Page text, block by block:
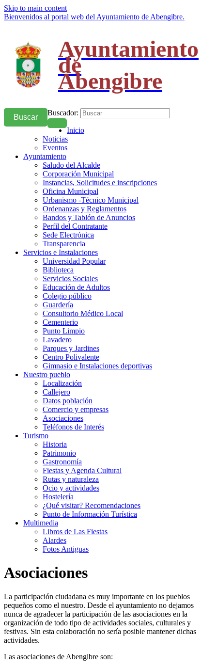
Skip to main content
Bienvenidos al portal web del Ayuntamiento de Abengibre.
Ayuntamiento
de
Abengibre
Buscador:
Buscar
Inicio
Noticias
Eventos
Ayuntamiento
Saludo del Alcalde
Corporación Municipal
Instancias, Solicitudes e inscripciones
Oficina Municipal
Urbanismo -Técnico Municipal
Ordenanzas y Reglamentos
Bandos y Tablón de Anuncios
Perfil del Contratante
Sede Electrónica
Transparencia
Servicios e Instalaciones
Universidad Popular
Biblioteca
Servicios Sociales
Educación de Adultos
Colegio público
Guardería
Consultorio Médico Local
Cementerio
Punto Limpio
Lavadero
Parques y Jardines
Centro Polivalente
Gimnasio e Instalaciones deportivas
Nuestro pueblo
Localización
Callejero
Datos población
Comercio y empresas
Asociaciones
Teléfonos de Interés
Turismo
Historia
Patrimonio
Gastronomía
Fiestas y Agenda Cultural
Rutas y naturaleza
Ocio y actividades
Hostelería
¿Qué visitar? Recomendaciones
Punto de Información Turística
Multimedia
Libros de Las Fiestas
Alardes
Fotos Antiguas
Asociaciones
La participación ciudadana es muy importante en los pueblos
pequeños como el nuestro. Desde el ayuntamiento no dejamos
nunca de agradecer la participación de las asociaciones en la
organización de todo tipo de actividades sociales, culturales y
festivas. Sin esta colaboración no sería posible mantener dichas
actividades.
Las asociaciones de Abengibre son: